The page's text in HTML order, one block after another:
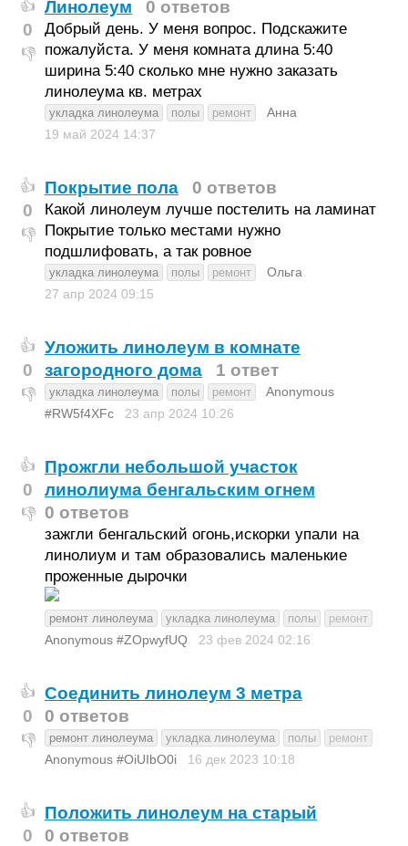
👍
0
👎
Линолеум 0 ответов
Добрый день. У меня вопрос. Подскажите
пожалуйста. У меня комната длина 5:40
ширина 5:40 сколько мне нужно заказать
линолеума кв. метрах
укладка линолеума полы ремонт
Анна
19 май 2024 14:37
👍
0
👎
Покрытие пола 0 ответов
Какой линолеум лучше постелить на ламинат
Покрытие только местами нужно
подшлифовать, а так ровное
укладка линолеума полы ремонт
Ольга
27 апр 2024 09:15
👍
0
👎
Уложить линолеум в комнате
загородного дома
1 ответ
укладка линолеума полы ремонт
Anonymous
#RW5f4XFc
23 апр 2024 10:26
👍
0
👎
Прожгли небольшой участок
линолиума бенгальским огнем
0 ответов
зажгли бенгальский огонь,искорки упали на
линолиум и там образовались маленькие
проженные дырочки
ремонт линолеума укладка линолеума полы ремонт
Anonymous #ZOpwyfUQ 23 фев 2024 02:16
👍
0
👎
Соединить линолеум 3 метра
0 ответов
ремонт линолеума укладка линолеума полы ремонт
Anonymous #OiUIbO0i 16 дек 2023 10:18
👍
0
Положить линолеум на старый
0 ответов